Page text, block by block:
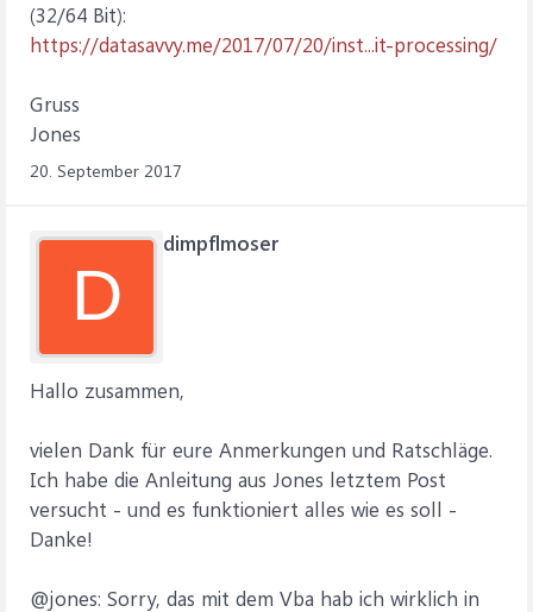
(32/64 Bit):
https://datasavvy.me/2017/07/20/inst...it-processing/
Gruss
Jones
20. September 2017
D
dimpflmoser
Hallo zusammen,
vielen Dank für eure Anmerkungen und Ratschläge.
Ich habe die Anleitung aus Jones letztem Post
versucht - und es funktioniert alles wie es soll -
Danke!
@jones: Sorry, das mit dem Vba hab ich wirklich in